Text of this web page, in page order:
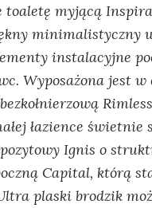
toaletę myjącą
minimalistyczny
instalacyjne
Wyposażona jest w
łazience świetnie
Ignis o
Capital, którą
plaski brodzik